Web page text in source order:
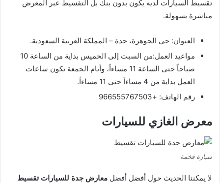
تقسيط السيارات لديه يكون بدون بنك بل التقسيط عبر المعرض
مباشرة بسهولة.
العنوان: حي الجوهرة، جدة – المملكة العربية السعودية.
مواعيد العمل:من السبت إلى الخميس بداية من الساعة 10
صباحاً حتى الساعة 11 مساءاً، وأيام الجمعة تكون ساعات
العمل بداية من 4 مساءاً حتى 11 مساءاً.
رقم الهاتف: +966555767503
معرض الغازي للسيارات
سيارة فخمة
لا يمكننا الحديث حول أفضل أفضل معارض جدة للسيارات تقسيط